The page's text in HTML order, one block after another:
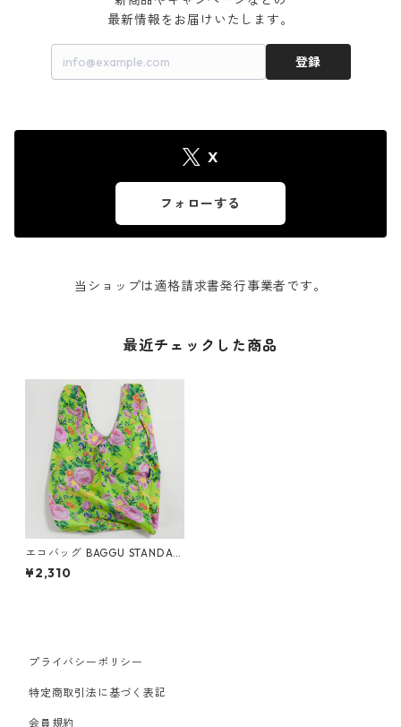
最新情報をお届けいたします。
登録
X
フォローする
当ショップは適格請求書発行事業者です。
最近チェックした商品
エコバッグ BAGGU STANDAR
D スタンダードバグゥ バグー
100%リサイクル ライムロー
¥2,310
プライバシーポリシー
特定商取引法に基づく表記
会員規約